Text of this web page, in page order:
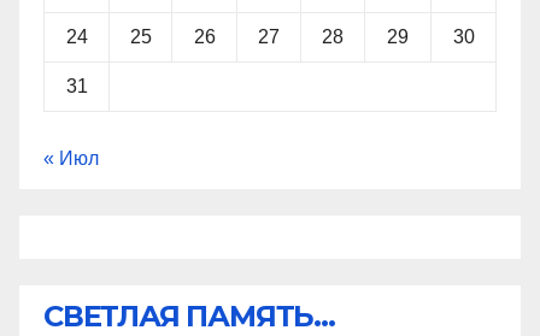
24 25 26 27 28 29 30
31
« Июл
СВЕТЛАЯ ПАМЯТЬ...